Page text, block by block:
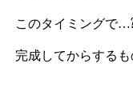
このタイミングで
完成してからする